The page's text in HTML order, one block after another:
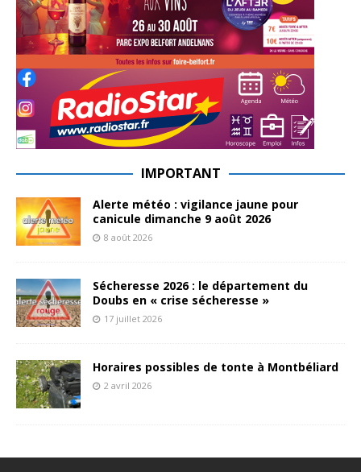
IMPORTANT
Alerte météo : vigilance jaune pour
canicule dimanche 9 août 2026
8 août 2026
Sécheresse 2026 : le département du
Doubs en « crise sécheresse »
17 juillet 2026
Horaires possibles de tonte à Montbéliard
2 avril 2026